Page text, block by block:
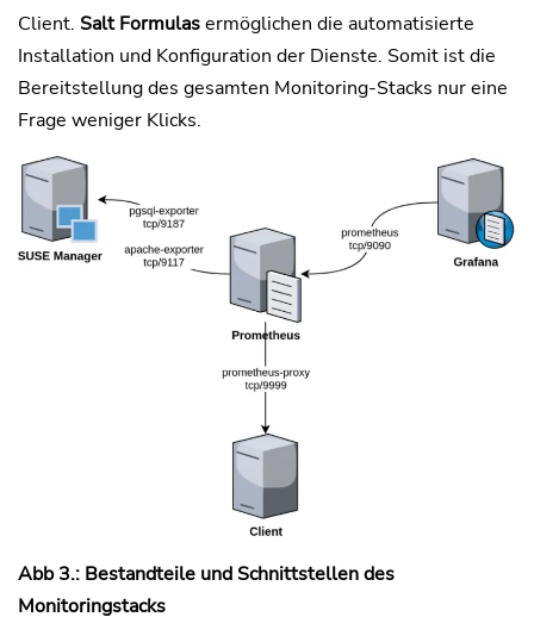
Client. Salt Formulasermöglichen die automatisierte
Installation und Konfiguration der Dienste. Somit ist die
Bereitstellung des gesamten Monitoring-Stacks nur eine
Frage weniger Klicks.
Abb 3.: Bestandteile und Schnittstellen des
Monitoringstacks